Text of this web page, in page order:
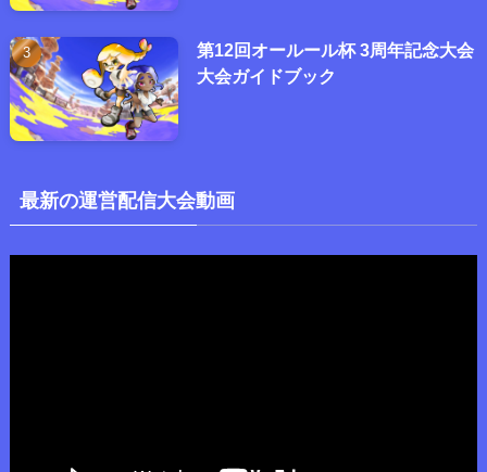
第12回オールール杯 3周年記念大会
大会ガイドブック
最新の運営配信大会動画